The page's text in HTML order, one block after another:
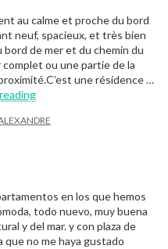
au calme et proche du bord
neuf, spacieux, et très bien
de mer et du chemin du
ou une partie de la
une résidence …
“Pauline et Alexandre”
en los que hemos
todo nuevo, muy buena
y del mar. y con plaza de
que no me haya gustado